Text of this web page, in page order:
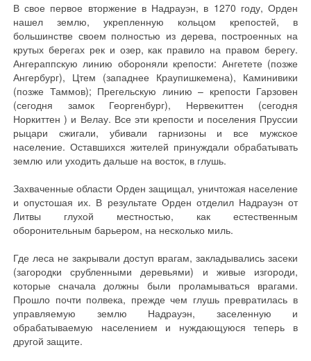
В свое первое вторжение в Надрауэн, в 1270 году, Орден
нашел землю, укрепленную кольцом крепостей, в
большинстве своем полностью из дерева, построенных на
крутых берегах рек и озер, как правило на правом берегу.
Ангераппскую линию обороняли крепости: Ангетете (позже
Ангербург), Цтем (западнее Краупишкемена), Каминивики
(позже Таммов); Прегельскую линию – крепости Гарзовен
(сегодня замок Георгенбург), Нервекиттен (сегодня
Норкиттен ) и Велау. Все эти крепости и поселения Пруссии
рыцари сжигали, убивали гарнизоны и все мужское
население. Оставшихся жителей принуждали обрабатывать
землю или уходить дальше на восток, в глушь.
Захваченные области Орден защищал, уничтожая население
и опустошая их. В результате Орден отделил Надрауэн от
Литвы глухой местностью, как естественным
оборонительным барьером, на несколько миль.
Где леса не закрывали доступ врагам, закладывались засеки
(загородки срубленными деревьями) и живые изгороди,
которые сначала должны были проламываться врагами.
Прошло почти полвека, прежде чем глушь превратилась в
управляемую землю Надрауэн, заселенную и
обрабатываемую населением и нуждающуюся теперь в
другой защите.